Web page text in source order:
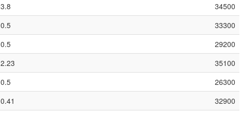
3.8
34500
0.5
33300
0.5
29200
2.23
35100
0.5
26300
0.41
32900